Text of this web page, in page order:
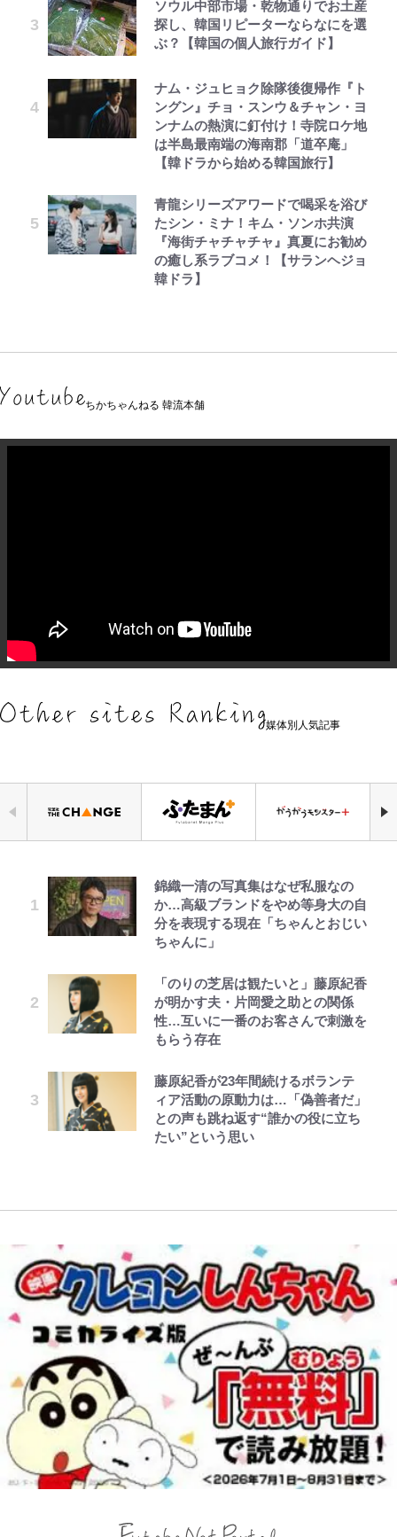
ソウル中部市場・乾物通りでお土産
探し、韓国リピーターならなにを選
ぶ？【韓国の個人旅行ガイド】
ナム・ジュヒョク除隊後復帰作『ト
ングン』チョ・スンウ＆チャン・ヨ
ンナムの熱演に釘付け！寺院ロケ地
は半島最南端の海南郡「道卒庵」
【韓ドラから始める韓国旅行】
青龍シリーズアワードで喝采を浴び
たシン・ミナ！キム・ソンホ共演
『海街チャチャチャ』真夏にお勧め
の癒し系ラブコメ！【サランヘジョ
韓ドラ】
ちかちゃんねる 韓流本舗
媒体別人気記事
錦織一清の写真集はなぜ私服なの
か…高級ブランドをやめ等身大の自
分を表現する現在「ちゃんとおじい
ちゃんに」
「のりの芝居は観たいと」藤原紀香
が明かす夫・片岡愛之助との関係
性…互いに一番のお客さんで刺激を
もらう存在
藤原紀香が23年間続けるボランテ
ィア活動の原動力は…「偽善者だ」
との声も跳ね返す“誰かの役に立ち
たい”という思い
「自分の絵ごと、このジャンルはそ
ろそろ終わりかな」江口寿史が炎上
を経て樋口毅宏に語ったこと
『この素晴らしい世界に祝福を！』
10万針以上の密度で再現された“め
ぐみん刺繍ワークシャツ”にファン
も感動
『ちいかわ』ダークすぎる「長編シ
リーズ」の恐怖 映画化の「セイレ
ーン編」だけじゃない…ライト層な
ら驚嘆必至
公式-ヒロインが来る前に妊娠しま
した~詰んだはずの悪役令嬢です
が、どうやら違うようです~ 第1話
で、もふもふ従者(聖獣)とおにぎり
を握る 第53話(1)
公式-おっさん底辺治癒士と愛娘の
覚醒して、英雄へ成り上がる~ 第82
話(1)
空の轍と大地の雲と 第1回
レビュー『仮面家族』悠木シュン・
宮崎麗果、“10キロ減”告白後の背
骨・肋骨くっきりトレ姿に「痩せ過
ぎてませんか」心配の声も 夫・黒
木啓司にはDV巡る逮捕報道
千葉雄大、ほっそりイケメン近影に
「顔パンパンだったのに」反響 視
聴者が想った激変の納得理由
の再会にデレデレ…顔出し公開
「愛が足りない」不満を漏らしてい
た過去も
｢最後の1枚…ワルぃゎ〜｣鈴木優磨
が激勝翌日に写真12枚投稿→渾身
の“煽りショット”に興奮！｢最後の
1枚までの壮大なフリ｣｢知念くんの
｢なんじゃこりゃあああ！｣本田圭
佑の古巣ミラン、漆黒×蛍光レッド
の超絶クールな新サードユニに世界
ゃかっけえわ｣
｢知念さんを煽ってたのと同じ
人？｣鹿島・鈴木優磨、大逆転勝利
えびめしの流儀
でっかい男になりたいゾ
【知ってる？「日本本土四極踏破証
明書」】広島から本州4島の最南端
へ「ドライブがてら行ってみた」意
外な結果！「車中泊レポート」
荒々しい「火山帯」の一端にいるこ
とを体感！ 登頂約10分でも大迫力
「吾妻小富士」火口を1周する「1
時間半ハイキング」パノラマ絶景レ
「電気風呂の数は全国一」温泉じゃ
ないのに大満足！ 上高地帰りに寄
りたい「林檎の湯屋 おぶ～」【山